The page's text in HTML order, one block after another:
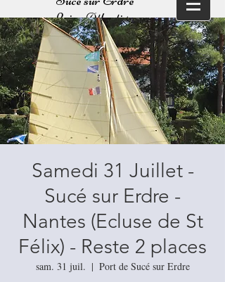
Loire Atlantique
Balades sur l'Erdre
Navigation sur la Vilaine
Samedi 31 Juillet -
Sucé sur Erdre -
Nantes (Ecluse de St
Félix) - Reste 2 places
sam. 31 juil.
  |
Port de Sucé sur Erdre